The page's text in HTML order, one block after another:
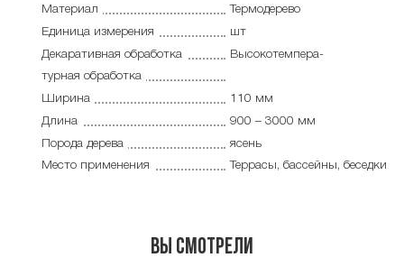
Материал
Термодерево
Единица измерения
шт
Декаративная обработка
Высокотемпера-
турная обработка
Ширина
110 мм
Длина
900 – 3000 мм
Порода дерева
ясень
Место применения
Террасы, бассейны, беседки
Вы смотрели